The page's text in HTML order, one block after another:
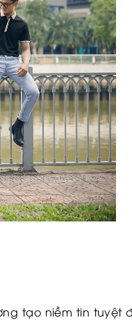
tạo niềm tin tuyệt